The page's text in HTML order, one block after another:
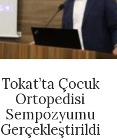
Tokat’ta Çocuk
Ortopedisi
Sempozyumu
Gerçekleştirildi